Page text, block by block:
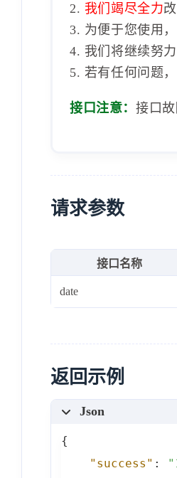
2. 我们竭尽全力
3. 为便于您使用
4. 我们将继续努
5. 若有任何问题
接口注意： 接口
请求参数
接口名称
date
返回示例
Json
{
"success" :